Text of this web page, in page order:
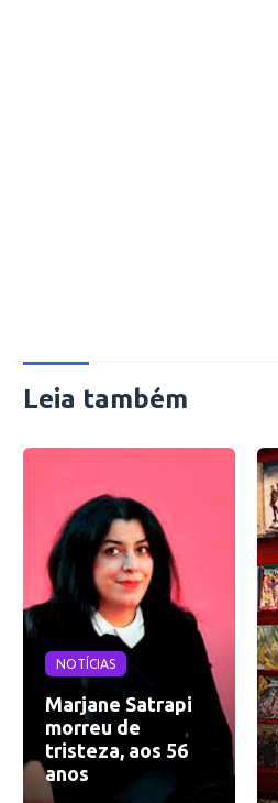
Leia também
NOTÍCIAS
Marjane Satrapi
morreu de
tristeza, aos 56
anos